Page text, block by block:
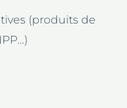
(produits de